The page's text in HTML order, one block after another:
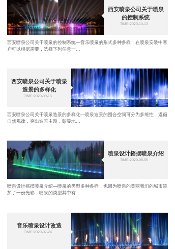
西安喷泉公司关于喷泉
的控制系统
TIME:2020-10-13
西安喷泉公司关于喷泉的控制系统—音乐喷泉的形式多种多样，在喷泉安装中客
户可以根据需要，选择下列任意一...
西安喷泉公司关于喷泉
造景的多样化
TIME:2020-09-15
西安喷泉公司关于喷泉造景的多样化—喷泉造景的围合空间可分为多维性，遵循
自然规律，突出造景主题，彰显地...
喷泉设计摇摆喷泉介绍
TIME:2020-08-05
喷泉设计摇摆喷泉介绍—喷泉的类型多种多样，也因为喷泉的美丽我们的城市添
加了一份光彩，喷泉的类型其中有...
音乐喷泉设计改造
TIME:2020-07-24